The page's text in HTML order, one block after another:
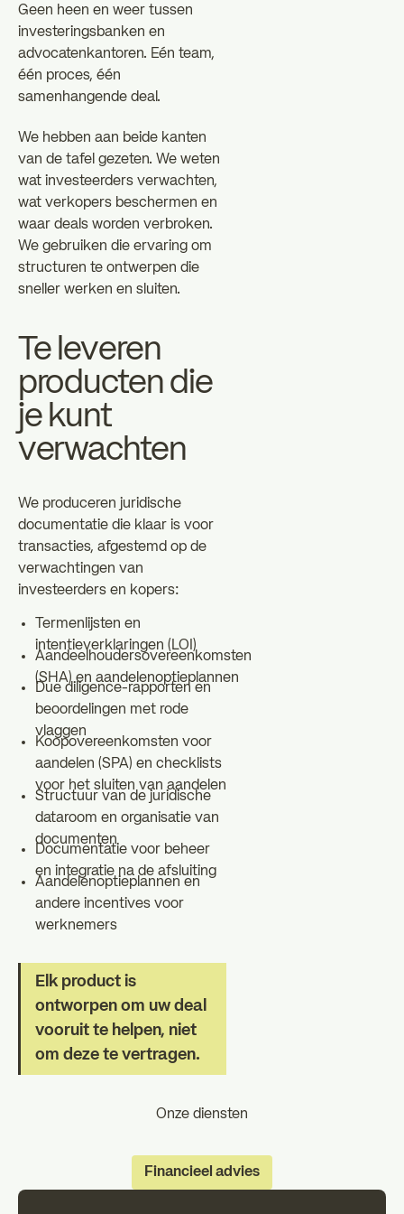
Geen heen en weer tussen
investeringsbanken en
advocatenkantoren. Eén team,
één proces, één
samenhangende deal.
We hebben aan beide kanten
van de tafel gezeten. We weten
wat investeerders verwachten,
wat verkopers beschermen en
waar deals worden verbroken.
We gebruiken die ervaring om
structuren te ontwerpen die
sneller werken en sluiten.
Te leveren
producten die
je kunt
verwachten
We produceren juridische
documentatie die klaar is voor
transacties, afgestemd op de
verwachtingen van
investeerders en kopers:
Termenlijsten en
intentieverklaringen (LOI)
Aandeelhoudersovereenkomsten
(SHA) en aandelenoptieplannen
Due diligence-rapporten en
beoordelingen met rode
vlaggen
Koopovereenkomsten voor
aandelen (SPA) en checklists
voor het sluiten van aandelen
Structuur van de juridische
dataroom en organisatie van
documenten
Documentatie voor beheer
en integratie na de afsluiting
Aandelenoptieplannen en
andere incentives voor
werknemers
Elk product is
ontworpen om uw deal
vooruit te helpen, niet
om deze te vertragen.
Onze diensten
Financieel advies